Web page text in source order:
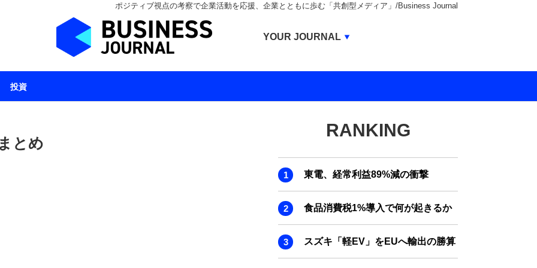
ポジティブ視点の考察で企業活動を応援、企業とともに歩む「共創型メディア」/Business Journal
とめ
RANKING
東電、経常利益89%減の衝撃
食品消費税1%導入で何が起きるか
スズキ「軽EV」をEUへ輸出の勝算
投資
YOUR JOURNAL
BUSINESS JOURNAL
IVS JOURNAL
ENERGY MANAGEMENT JOURNAL
INBOUND JOURNAL
LIFE ENDING JOURNAL
AI JOURNAL
REAL ESTATE BROKERAGE JOURNAL